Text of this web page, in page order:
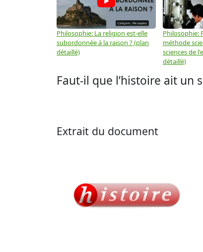
Philosophie: La religion est-elle
subordonnée à la raison ? (plan
détaillé)
Philosophie:
méthode
sciences de
détaillé)
Faut-il que l’histoire ait un
Extrait du document